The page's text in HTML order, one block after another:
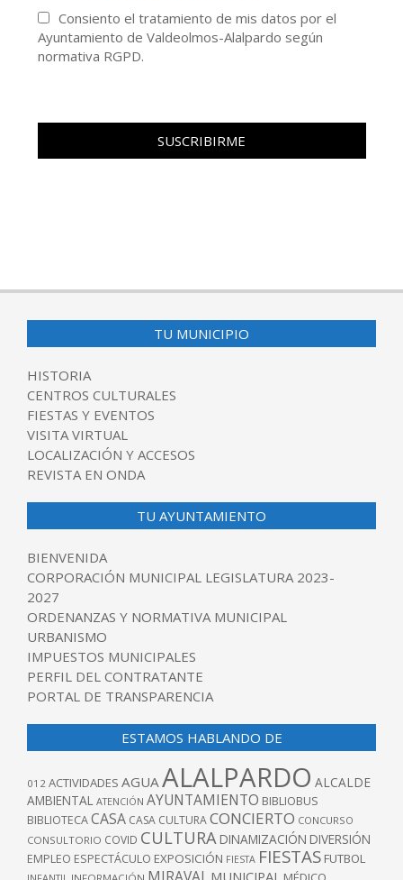
Consiento el tratamiento de mis datos por el
Ayuntamiento de Valdeolmos-Alalpardo según
normativa RGPD.
TU MUNICIPIO
HISTORIA
CENTROS CULTURALES
FIESTAS Y EVENTOS
VISITA VIRTUAL
LOCALIZACIÓN Y ACCESOS
REVISTA EN ONDA
TU AYUNTAMIENTO
BIENVENIDA
CORPORACIÓN MUNICIPAL LEGISLATURA 2023-
2027
ORDENANZAS Y NORMATIVA MUNICIPAL
URBANISMO
IMPUESTOS MUNICIPALES
PERFIL DEL CONTRATANTE
PORTAL DE TRANSPARENCIA
ESTAMOS HABLANDO DE
012 ACTIVIDADES AGUAALALPARDO ALCALDE
AMBIENTAL ATENCIÓN AYUNTAMIENTO BIBLIOBUS
BIBLIOTECACASA CASA CULTURACONCIERTO CONCURSO
CONSULTORIO COVID CULTURA DINAMIZACIÓN DIVERSIÓN
EMPLEO ESPECTÁCULO EXPOSICIÓN FIESTA FIESTAS FUTBOL